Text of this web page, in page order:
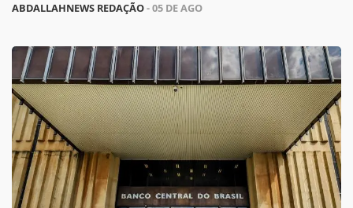
ABDALLAHNEWS REDAÇÃO- 05 DE AGO